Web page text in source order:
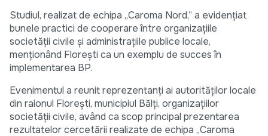
Studiul, realizat de echipa „Caroma Nord,” a evidențiat
bunele practici de cooperare între organizațiile
societății civile și administrațiile publice locale,
menționând Florești ca un exemplu de succes în
implementarea BP.
Evenimentul a reunit reprezentanți ai autorităților locale
din raionul Florești, municipiul Bălți, organizațiilor
societății civile, având ca scop principal prezentarea
rezultatelor cercetării realizate de echipa „Caroma